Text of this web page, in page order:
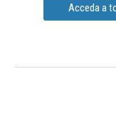
Acceda a